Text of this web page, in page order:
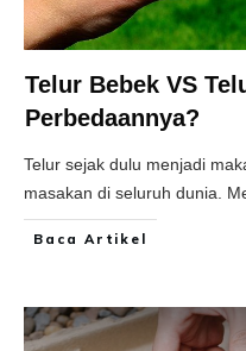
Telur Bebek VS
Perbedaannya?
Telur sejak dulu menjadi
masakan di seluruh dunia.
Baca Artikel